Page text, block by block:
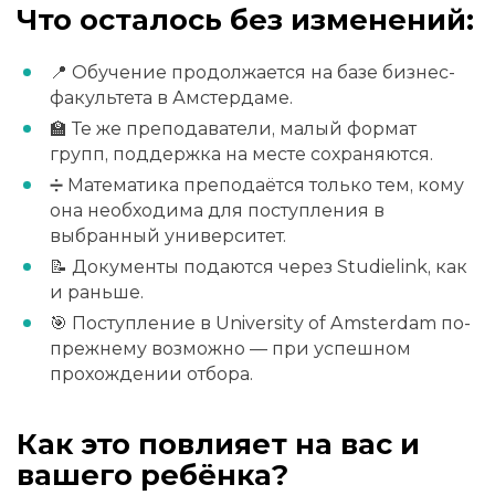
Что осталось без изменений:
📍 Обучение продолжается на базе бизнес-
факультета в Амстердаме.
🏫 Те же преподаватели, малый формат
групп, поддержка на месте сохраняются.
➗ Математика преподаётся только тем, кому
она необходима для поступления в
выбранный университет.
📝 Документы подаются через Studielink, как
и раньше.
🎯 Поступление в University of Amsterdam по-
прежнему возможно — при успешном
прохождении отбора.
Как это повлияет на вас и
вашего ребёнка?